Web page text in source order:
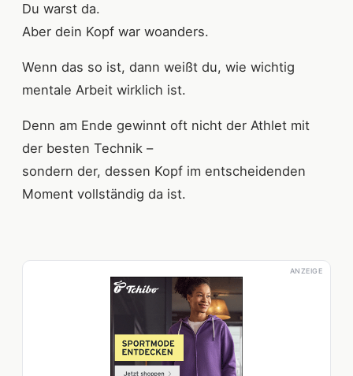
Du warst da.
Aber dein Kopf war woanders.
Wenn das so ist, dann weißt du, wie wichtig
mentale Arbeit wirklich ist.
Denn am Ende gewinnt oft nicht der Athlet mit
der besten Technik –
sondern der, dessen Kopf im entscheidenden
Moment vollständig da ist.
ANZEIGE